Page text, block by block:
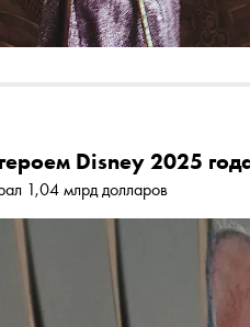
Disney 2025
1,04 млрд долларов